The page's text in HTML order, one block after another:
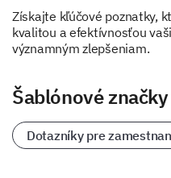
Získajte kľúčové poznatky,
kvalitou a efektívnosťou
významným zlepšeniam.
Šablónové značky
Dotazníky pre